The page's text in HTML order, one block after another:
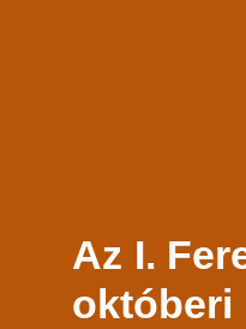
Az I.